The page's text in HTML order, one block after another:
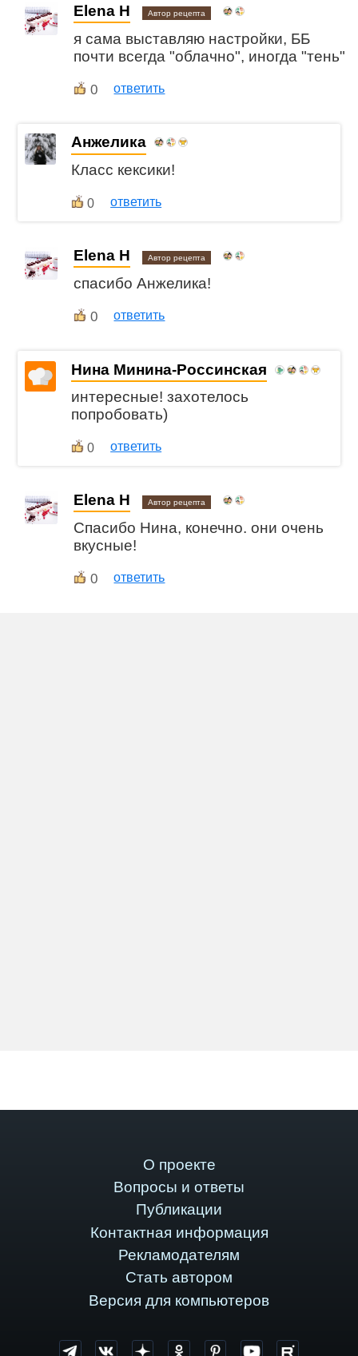
Elena H Автор рецепта
я сама выставляю настройки, ББ
почти всегда "облачно", иногда "тень"
0 ответить
Анжелика
Класс кексики!
0 ответить
Elena H Автор рецепта
спасибо Анжелика!
0 ответить
Нина Минина-Россинская
интересные! захотелось
попробовать)
0 ответить
Elena H Автор рецепта
Спасибо Нина, конечно. они очень
вкусные!
0 ответить
О проекте
Вопросы и ответы
Публикации
Контактная информация
Рекламодателям
Стать автором
Версия для компьютеров